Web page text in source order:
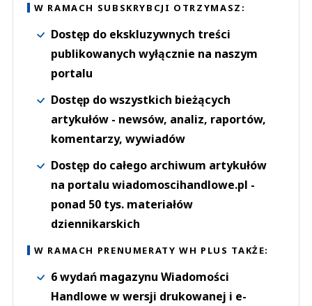
W RAMACH SUBSKRYBCJI OTRZYMASZ:
Dostęp do ekskluzywnych treści
publikowanych wyłącznie na naszym
portalu
Dostęp do wszystkich bieżących
artykułów - newsów, analiz, raportów,
komentarzy, wywiadów
Dostęp do całego archiwum artykułów
na portalu wiadomoscihandlowe.pl -
ponad 50 tys. materiałów
dziennikarskich
W RAMACH PRENUMERATY WH PLUS TAKŻE:
6 wydań magazynu Wiadomości
Handlowe w wersji drukowanej i e-